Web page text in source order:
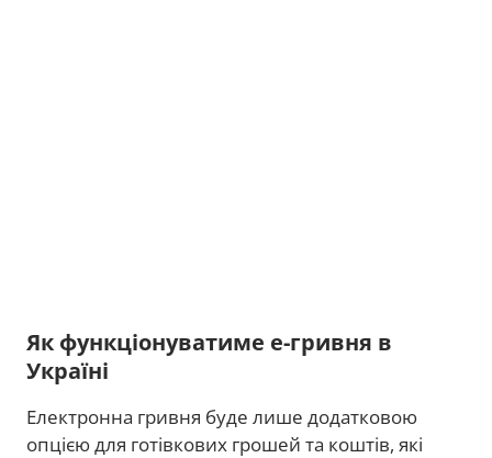
Як функціонуватиме е-гривня в
Україні
Електронна гривня буде лише додатковою
опцією для готівкових грошей та коштів, які